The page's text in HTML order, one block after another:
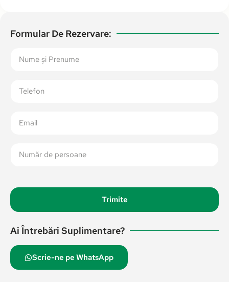
Formular De Rezervare:
Trimite
Ai Întrebări Suplimentare?
Scrie-ne pe WhatsApp